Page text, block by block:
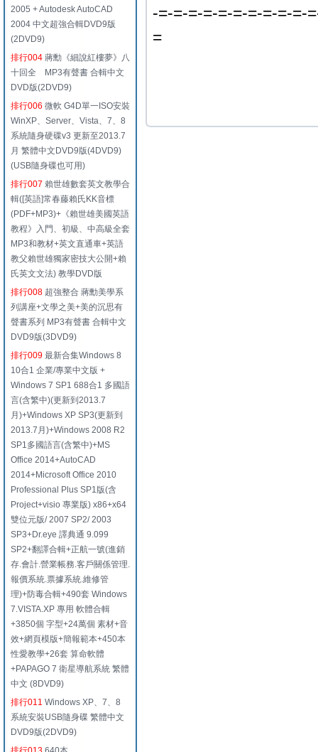
2005 + Autodesk AutoCAD
2004 中文超強合輯DVD9版
(2DVD9)
排行004 蔣勳《細說紅樓夢》八
十回全 MP3有聲書 合輯中文
DVD版(2DVD9)
排行006 微軟 G4D單一ISO安裝
WinXP、Server、Vista、7、8
系統隨身硬碟v3 更新至2013.7
月 繁體中文DVD9版(4DVD9)
(USB隨身碟也可用)
排行007 賴世雄數套英文教學合
輯([英語]常春藤賴氏KK音標
(PDF+MP3)+《賴世雄美國英語
教程》入門、初級、中高級全套
MP3和教材+英文直通車+英語
教父賴世雄獨家密技大公開+賴
氏英文文法) 教學DVD版
排行008 超強整合 蔣勳美學系
列講座+文學之美+美的沉思有
聲書系列 MP3有聲書 合輯中文
DVD9版(3DVD9)
排行009 最新合集Windows 8
10合1 企業/專業中文版 +
Windows 7 SP1 688合1 多國語
言(含繁中)(更新到2013.7
月)+Windows XP SP3(更新到
2013.7月)+Windows 2008 R2
SP1多國語言(含繁中)+MS
Office 2014+AutoCAD
2014+Microsoft Office 2010
Professional Plus SP1版(含
Project+visio 專業版) x86+x64
雙位元版/ 2007 SP2/ 2003
SP3+Dr.eye 譯典通 9.099
SP2+翻譯合輯+正航一號(進銷
存.會計.營業帳務.客戶關係管理.
報價系統.票據系統.維修管
理)+防毒合輯+490套 Windows
7.VISTA.XP 專用 軟體合輯
+3850個 字型+24萬個 素材+音
效+網頁模版+簡報範本+450本
性愛教學+26套 算命軟體
+PAPAGO 7 衛星導航系統 繁體
中文 (8DVD9)
排行011 Windows XP、7、8
系統安裝USB隨身碟 繁體中文
DVD9版(2DVD9)
-=-=-=-=-=-=-=-=-=-=-
=